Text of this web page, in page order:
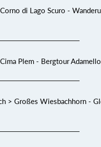
di Lago Scuro -
Plem - Bergtour Adamello
> Großes Wiesbachhorn -